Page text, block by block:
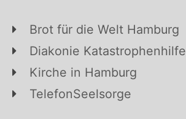
Brot für die Welt Hamburg
Diakonie Katastrophenhilfe
Kirche in Hamburg
TelefonSeelsorge